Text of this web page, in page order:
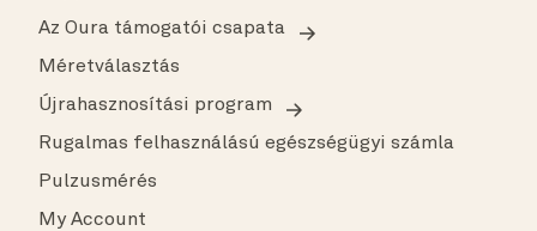
Az Oura támogatói csapata
Méretválasztás
Újrahasznosítási program
Rugalmas felhasználású egészségügyi számla
Pulzusmérés
My Account